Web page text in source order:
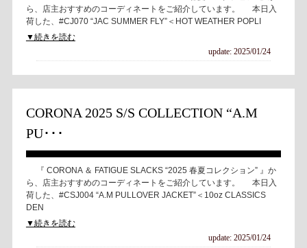
ら、店主おすすめのコーディネートをご紹介しています。 本日入
荷した、#CJ070 “JAC SUMMER FLY”＜HOT WEATHER POPLI
▼続きを読む
update: 2025/01/24
CORONA 2025 S/S COLLECTION “A.M
PU･･･
『 CORONA ＆ FATIGUE SLACKS “2025 春夏コレクション” 』か
ら、店主おすすめのコーディネートをご紹介しています。 本日入
荷した、#CSJ004 “A.M PULLOVER JACKET”＜10oz CLASSICS
DEN
▼続きを読む
update: 2025/01/24